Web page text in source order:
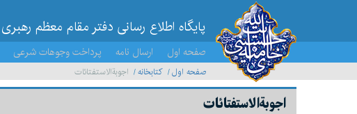
پایگاه اطلاع رسانی دفتر مقام معظم رهبری
صفحه اول ارسال نامه پرداخت وجوهات شرعی
صفحه اول کتابخانه اجوبة‌الاستفتائات
اجوبة‌الاستفتائات